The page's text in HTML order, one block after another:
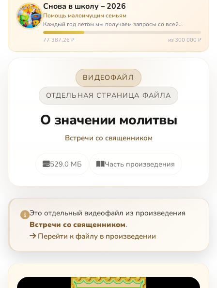
Снова в школу – 2026
Помощь малоимущим семьям
Каждый год летом мы получаем запросы со всей
России: помогите собраться в школу. Семьи с больными
детьми или родителями, семьи без пап или мам,
77 387,26 ₽ из 300 000 ₽
ВИДЕОФАЙЛ
ОТДЕЛЬНАЯ СТРАНИЦА ФАЙЛА
О значении молитвы
Встречи со священником
529.0 МБ Часть произведения
Это отдельный видеофайл из произведения
Встречи со священником.
Перейти к файлу в произведении